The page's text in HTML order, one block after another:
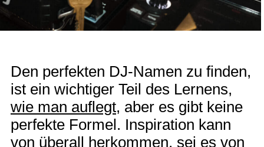
Den perfekten DJ-Namen zu finden,
ist ein wichtiger Teil des Lernens,
wie man auflegt, aber es gibt keine
perfekte Formel. Inspiration kann
von überall herkommen, sei es von